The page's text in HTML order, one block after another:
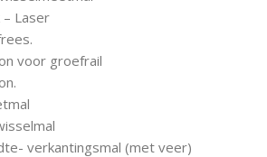
– Laser
voor groefrail
verkantingsmal (met veer)